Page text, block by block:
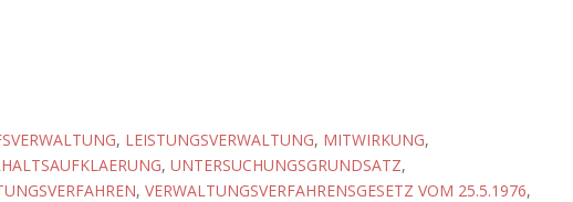
, LEISTUNGSVERWALTUNG, MITWIRKUNG,
, UNTERSUCHUNGSGRUNDSATZ,
, VERWALTUNGSVERFAHRENSGESETZ VOM 25.5.1976,